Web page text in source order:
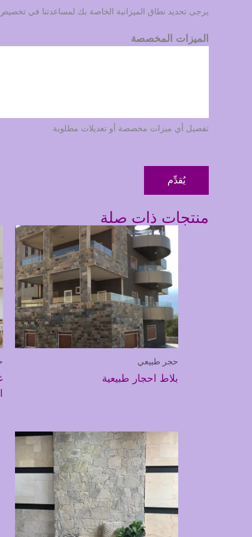
يرجى تحديد نطاق الميزانية الخاصة بك لمساعدتنا في تخصيص
الميزات المخصصة
تفصيل أي ميزات مخصصة أو تعديلات مطلوبة
يُقدِّم
منتجات ذات صلة
حجر طبيعي
بلاط احجار طبيعية